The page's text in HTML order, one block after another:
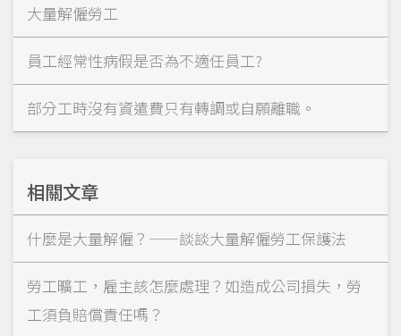
大量解僱勞工
員工經常性病假是否為不適任員工?
部分工時沒有資遣費只有轉調或自願離職。
相關文章
什麼是大量解僱？——談談大量解僱勞工保護法
勞工曠工，雇主該怎麼處理？如造成公司損失，勞
工須負賠償責任嗎？